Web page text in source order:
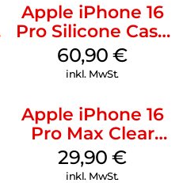
Apple iPhone 16
Pro Silicone Case
MagSafe Stone
Gray
60,90€
inkl. MwSt.
Apple iPhone 16
Pro Max Clear
Case MagSafe
Transparent
29,90€
inkl. MwSt.